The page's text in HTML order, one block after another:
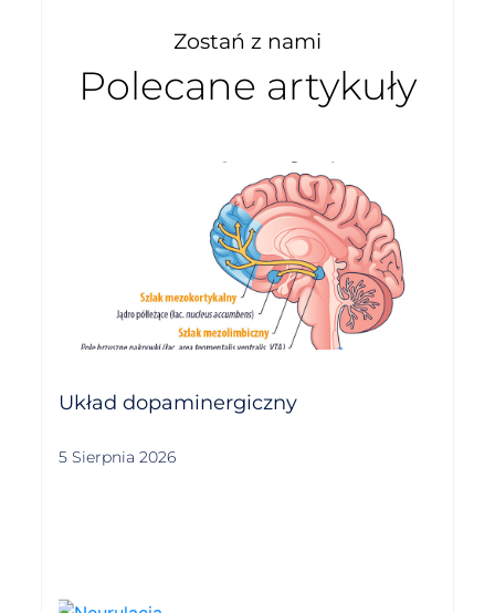
Zostań z nami
Polecane artykuły
Układ dopaminergiczny
5 Sierpnia 2026